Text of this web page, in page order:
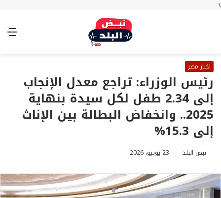
\
الوضع
اخبار مصر
رئيس الوزراء: تراجع معدل الإنجاب
إلى 2.34 طفل لكل سيدة بنهاية
2025.. وانخفاض البطالة بين الإناث
إلى 15.3%
نبض البلد 23 يونيو، 2026